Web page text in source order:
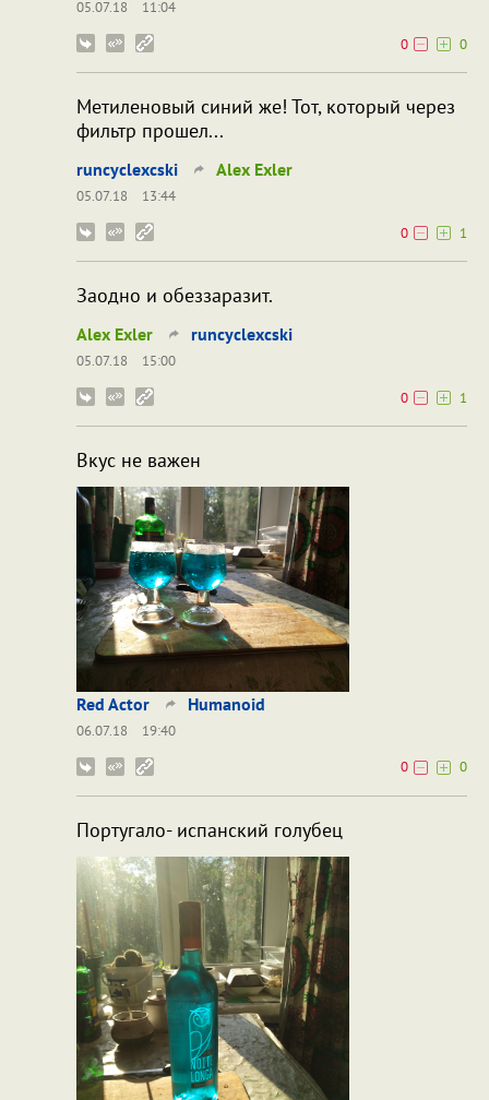
05.07.18
11:04
0
0
Метиленовый синий же! Тот, который через
фильтр прошел...
runcyclexcski Alex Exler
05.07.18
13:44
0
1
Заодно и обеззаразит.
Alex Exler runcyclexcski
05.07.18
15:00
0
1
Вкус не важен
Red Actor Humanoid
06.07.18
19:40
0
0
Португало- испанский голубец